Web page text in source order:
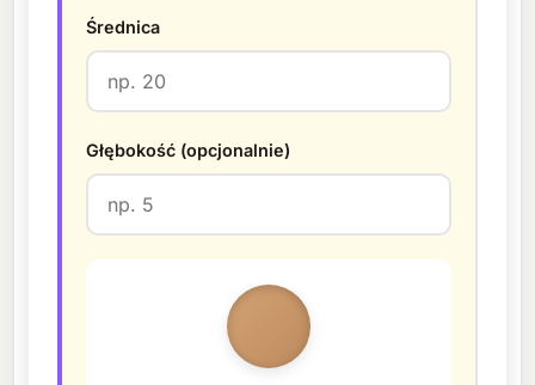
Średnica
Głębokość (opcjonalnie)